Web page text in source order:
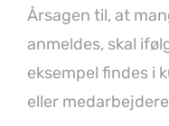
Årsagen til, at
anmeldes, skal
eksempel findes i
eller